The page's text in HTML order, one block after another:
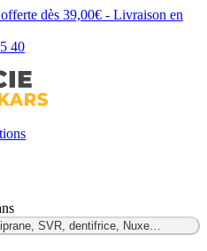
dès 39,00€ - Livraison en
40
SVR, dentifrice, Nuxe…